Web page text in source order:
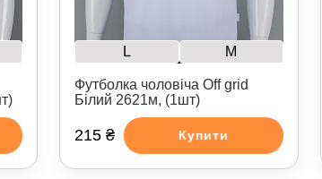
L M
Футболка чоловіча Off grid
Білий 2621м, (1шт)
215 ₴ Купити